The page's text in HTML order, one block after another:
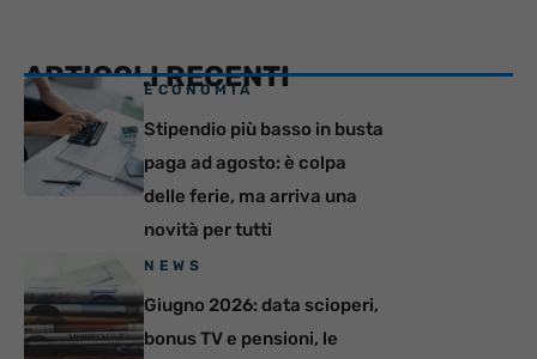
ARTICOLI RECENTI
ECONOMIA
Stipendio più basso in busta
paga ad agosto: è colpa
delle ferie, ma arriva una
novità per tutti
NEWS
Giugno 2026: data scioperi,
bonus TV e pensioni, le